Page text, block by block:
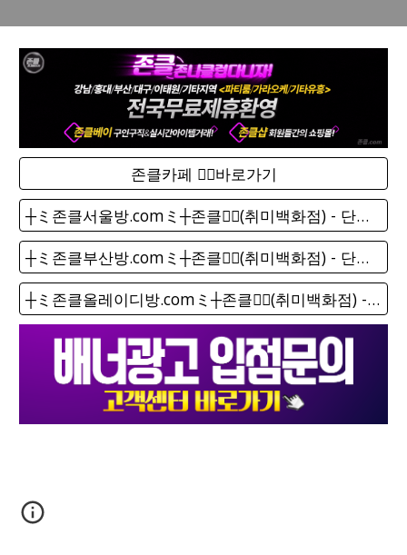
존클카페 ❤️‍🔥바로가기
┼ミ존클서울방.comミ┼존클❤️‍🔥(취미백화점) - 단톡방
┼ミ존클부산방.comミ┼존클❤️‍🔥(취미백화점) - 단톡방
┼ミ존클올레이디방.comミ┼존클❤️‍🔥(취미백화점) - 단톡방